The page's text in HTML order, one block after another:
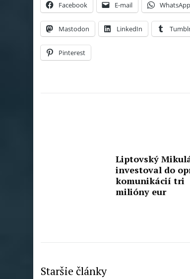
Facebook E-mail WhatsApp
Mastodon LinkedIn
Pinterest
Liptovský
investoval do
komunikácií tri
milióny eur
Staršie články